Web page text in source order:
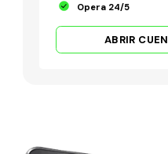
Opera 24/5
ABRIR